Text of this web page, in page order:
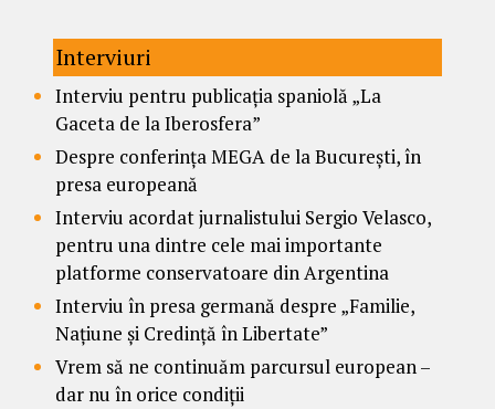
Interviuri
Interviu pentru publicația spaniolă „La
Gaceta de la Iberosfera”
Despre conferința MEGA de la București, în
presa europeană
Interviu acordat jurnalistului Sergio Velasco,
pentru una dintre cele mai importante
platforme conservatoare din Argentina
Interviu în presa germană despre „Familie,
Națiune și Credință în Libertate”
Vrem să ne continuăm parcursul european –
dar nu în orice condiții